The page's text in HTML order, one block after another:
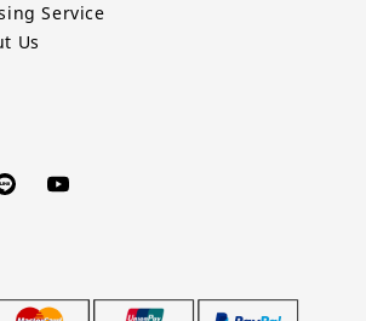
Service
Us